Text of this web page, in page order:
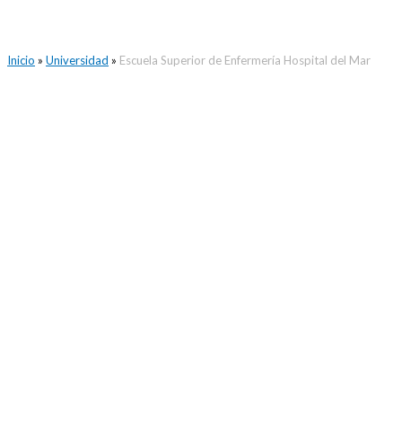
Inicio » Universidad » Escuela Superior de Enfermería Hospital del Mar